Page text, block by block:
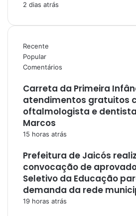
2 dias atrás
Recente
Popular
Comentários
Carreta da Primeira
atendimentos gratuitos
oftalmologista e
Marcos
15 horas atrás
Prefeitura de Jaicós
convocação de
Seletivo da Educação
demanda da rede
19 horas atrás